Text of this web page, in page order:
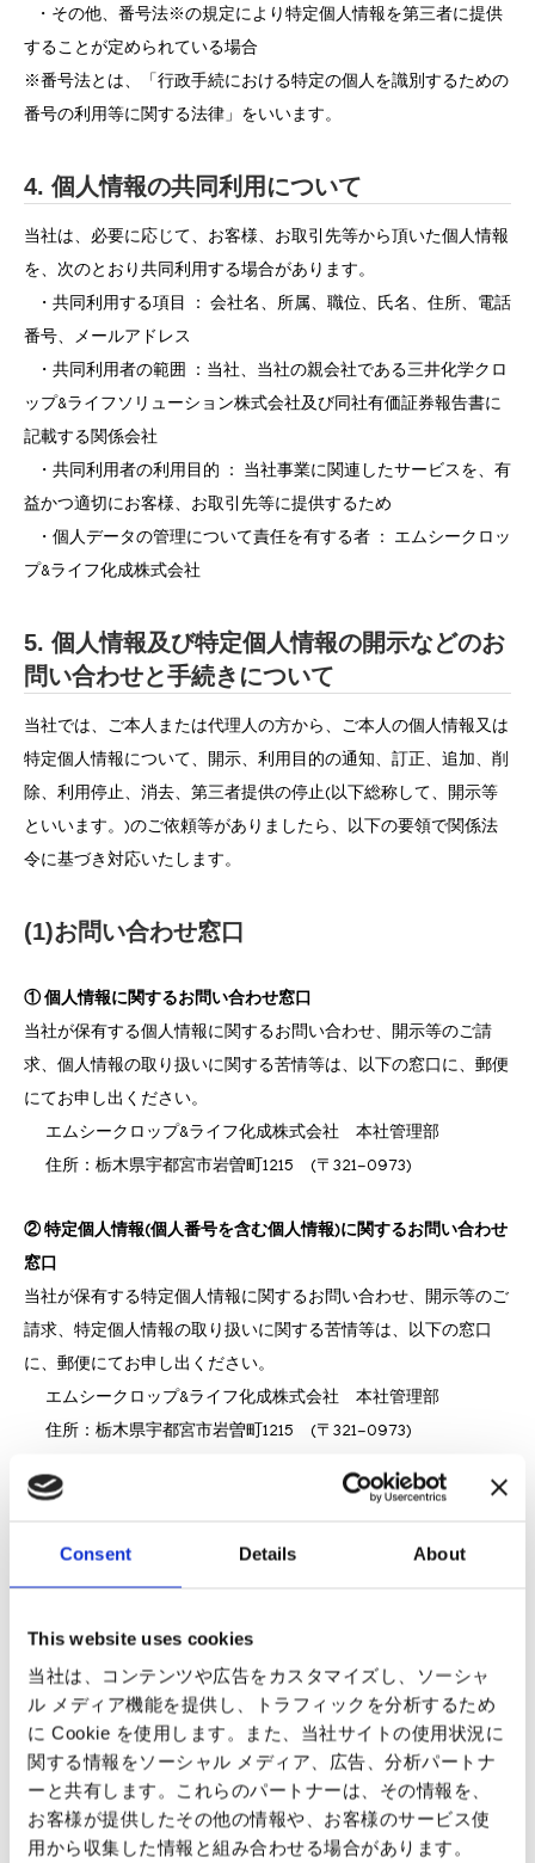
Consent Details About
This website uses cookies
当社は、コンテンツや広告をカスタマイズし、ソーシャ
ル メディア機能を提供し、トラフィックを分析するため
に Cookie を使用します。また、当社サイトの使用状況に
関する情報をソーシャル メディア、広告、分析パートナ
ーと共有します。これらのパートナーは、その情報を、
お客様が提供したその他の情報や、お客様のサービス使
用から収集した情報と組み合わせる場合があります。
・その他、番号法※の規定により特定個人情報を第三者に提供
することが定められている場合
※番号法とは、「行政手続における特定の個人を識別するための
番号の利用等に関する法律」をいいます。
4. 個人情報の共同利用について
当社は、必要に応じて、お客様、お取引先等から頂いた個人情報
を、次のとおり共同利用する場合があります。
・共同利用する項目 ： 会社名、所属、職位、氏名、住所、電話
番号、メールアドレス
・共同利用者の範囲 ：当社、当社の親会社である三井化学クロ
ップ&ライフソリューション株式会社及び同社有価証券報告書に
記載する関係会社
・共同利用者の利用目的 ： 当社事業に関連したサービスを、有
益かつ適切にお客様、お取引先等に提供するため
・個人データの管理について責任を有する者 ： エムシークロッ
プ&ライフ化成株式会社
5. 個人情報及び特定個人情報の開示などのお
問い合わせと手続きについて
当社では、ご本人または代理人の方から、ご本人の個人情報又は
特定個人情報について、開示、利用目的の通知、訂正、追加、削
除、利用停止、消去、第三者提供の停止(以下総称して、開示等
といいます。)のご依頼等がありましたら、以下の要領で関係法
令に基づき対応いたします。
(1)お問い合わせ窓口
① 個人情報に関するお問い合わせ窓口
当社が保有する個人情報に関するお問い合わせ、開示等のご請
求、個人情報の取り扱いに関する苦情等は、以下の窓口に、郵便
にてお申し出ください。
エムシークロップ&ライフ化成株式会社 本社管理部
住所：栃木県宇都宮市岩曽町1215 (〒321-0973)
② 特定個人情報(個人番号を含む個人情報)に関するお問い合わせ
窓口
当社が保有する特定個人情報に関するお問い合わせ、開示等のご
請求、特定個人情報の取り扱いに関する苦情等は、以下の窓口
に、郵便にてお申し出ください。
エムシークロップ&ライフ化成株式会社 本社管理部
住所：栃木県宇都宮市岩曽町1215 (〒321-0973)
在中」又 は「特定個人情報に関する申請書類在中」とお書き添
ますので、ご了承賜りますようお願い申し上げます。
(2)開示等の請求方法
イ．申請書
請求の内容 申請書の種類